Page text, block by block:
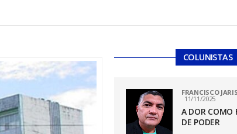
COLUNISTAS
FRANCISCO
11/11/2025
A DOR COMO
DE PODER